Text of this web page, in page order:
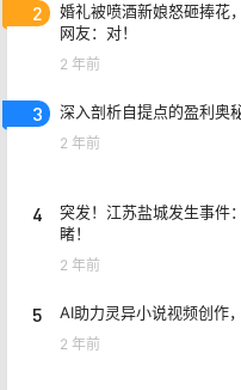
2
婚礼被喷酒新娘怒砸捧花
网友：对！
2 年前
3 深入剖析自提点的盈利奥
2 年前
4
突发！江苏盐城发生事件
睹！
2 年前
5 AI助力灵异小说视频创作
2 年前